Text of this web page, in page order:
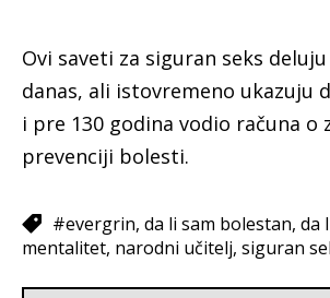
Ovi saveti za siguran seks
danas, ali istovremeno ukazuju
i pre 130 godina vodio računa o
prevenciji bolesti.
#evergrin da li sam bolestan da
mentalitet narodni učitelj siguran